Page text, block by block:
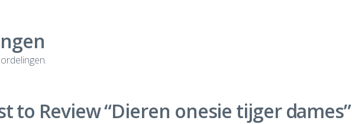
to Review “Dieren onesie tijger dames”